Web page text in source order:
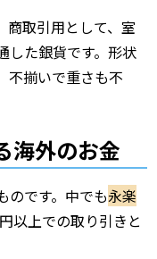
商取引用として、室
した銀貨です。形状
不揃いで重さも不
海外のお金
のです。中でも永楽
以上での取り引きと